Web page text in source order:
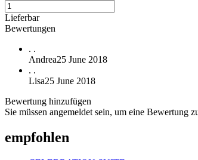
Lieferbar
Bewertungen
. .
Andrea25 June 2018
. .
Lisa25 June 2018
Bewertung hinzufügen
Sie müssen angemeldet sein, um eine Bewertung
empfohlen